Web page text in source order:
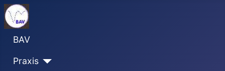
BAV
Praxis